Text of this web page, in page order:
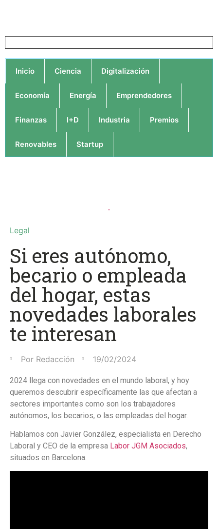
Inicio Ciencia Digitalización
Economía Energía Emprendedores
Finanzas I+D Industria Premios
Renovables Startup
Legal
Si eres autónomo,
becario o empleada
del hogar, estas
novedades laborales
te interesan
Por Redacción 19/02/2024
2024 llega con novedades en el mundo laboral, y hoy
queremos descubrir específicamente las que afectan a
sectores importantes como son los trabajadores
autónomos, los becarios, o las empleadas del hogar.
Hablamos con Javier González, especialista en Derecho
Laboral y CEO de la empresa Labor JGM Asociados,
situados en Barcelona.